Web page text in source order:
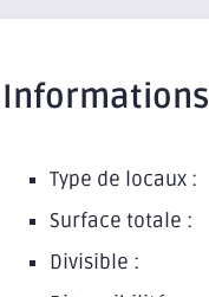
Informations
Type de locaux :
Surface totale :
Divisible :